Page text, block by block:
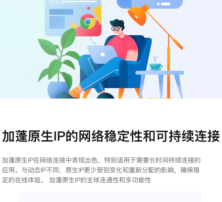
加蓬原生IP的网络稳定性和可持续连接
加蓬原生IP在网络连接中表现出色，特别适用于需要长时间持续连接的
应用。与动态IP不同，原生IP更少受到变化和重新分配的影响，确保稳
定的在线体验。 加蓬原生IP的全球连通性和多功能性